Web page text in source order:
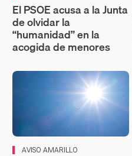
El PSOE acusa a la Junta
de olvidar la
“humanidad” en la
acogida de menores
AVISO AMARILLO